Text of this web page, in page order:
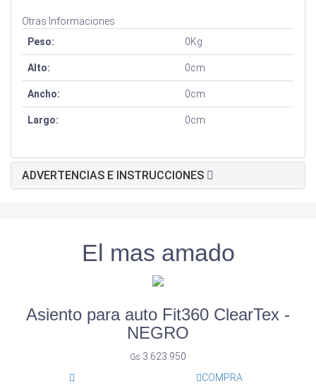
Otras Informaciones
Peso:
0Kg
Alto: 0cm
Ancho: 0cm
Largo: 0cm
ADVERTENCIAS E INSTRUCCIONES
El mas amado
Asiento para auto Fit360 ClearTex -
NEGRO
Gs 3.623.950
COMPRA